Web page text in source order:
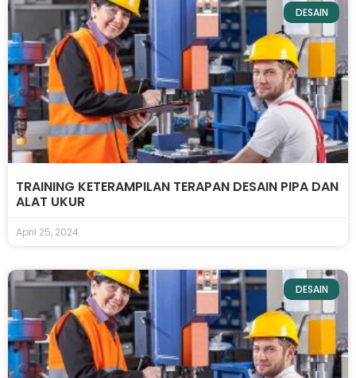
DESAIN
TRAINING KETERAMPILAN TERAPAN DESAIN PIPA DAN
ALAT UKUR
April 25, 2024
DESAIN